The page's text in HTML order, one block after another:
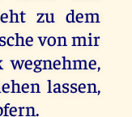
zu dem
vonmir
wegnehme,
lassen,
.